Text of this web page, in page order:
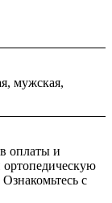
мужская,
оплаты и
с